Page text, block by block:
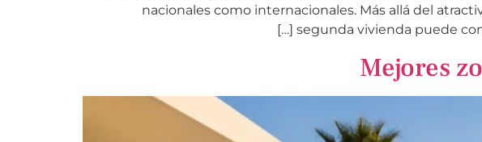
nacionales como internacionales. Más allá del
segunda vivienda puede
Mejores